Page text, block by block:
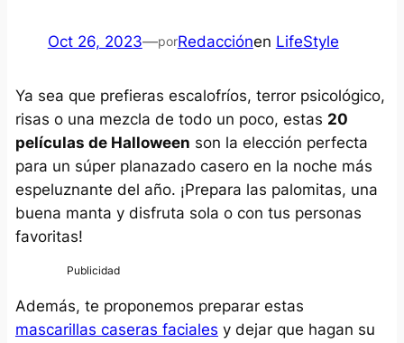
Oct 26, 2023—porRedacciónen LifeStyle
Ya sea que prefieras escalofríos, terror psicológico,
risas o una mezcla de todo un poco, estas 20
películas de Halloween son la elección perfecta
para un súper planazado casero en la noche más
espeluznante del año. ¡Prepara las palomitas, una
buena manta y disfruta sola o con tus personas
favoritas!
Además, te proponemos preparar estas
mascarillas caseras faciales y dejar que hagan su